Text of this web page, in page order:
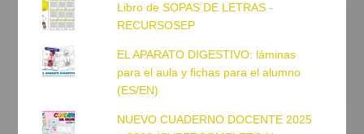
Libro de SOPAS DE LETRAS -
RECURSOSEP
EL APARATO DIGESTIVO: láminas
para el aula y fichas para el alumno
(ES/EN)
NUEVO CUADERNO DOCENTE 2025